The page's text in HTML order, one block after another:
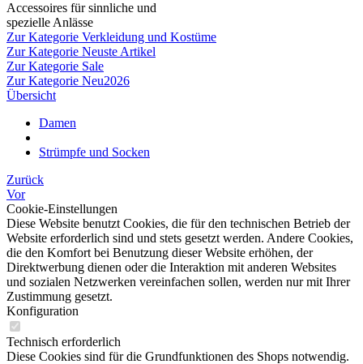
Accessoires für sinnliche und
spezielle Anlässe
Zur Kategorie Verkleidung und Kostüme
Zur Kategorie Neuste Artikel
Zur Kategorie Sale
Zur Kategorie Neu2026
Übersicht
Damen
Strümpfe und Socken
Zurück
Vor
Cookie-Einstellungen
Diese Website benutzt Cookies, die für den technischen Betrieb der
Website erforderlich sind und stets gesetzt werden. Andere Cookies,
die den Komfort bei Benutzung dieser Website erhöhen, der
Direktwerbung dienen oder die Interaktion mit anderen Websites
und sozialen Netzwerken vereinfachen sollen, werden nur mit Ihrer
Zustimmung gesetzt.
Konfiguration
Technisch erforderlich
Diese Cookies sind für die Grundfunktionen des Shops notwendig.